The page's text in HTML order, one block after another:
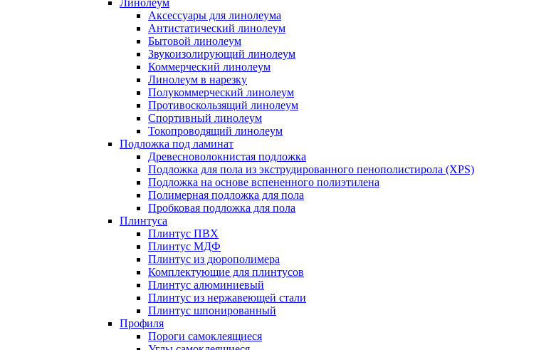
Линолеум
Аксессуары для линолеума
Антистатический линолеум
Бытовой линолеум
Звукоизолирующий линолеум
Коммерческий линолеум
Линолеум в нарезку
Полукоммерческий линолеум
Противоскользящий линолеум
Спортивный линолеум
Токопроводящий линолеум
Подложка под ламинат
Древесноволокнистая подложка
Подложка для пола из экструдированного пенополистирола (XPS)
Подложка на основе вспененного полиэтилена
Полимерная подложка для пола
Пробковая подложка для пола
Плинтуса
Плинтус ПВХ
Плинтус МДФ
Плинтус из дюрополимера
Комплектующие для плинтусов
Плинтус алюминиевый
Плинтус из нержавеющей стали
Плинтус шпонированный
Профиля
Пороги самоклеящиеся